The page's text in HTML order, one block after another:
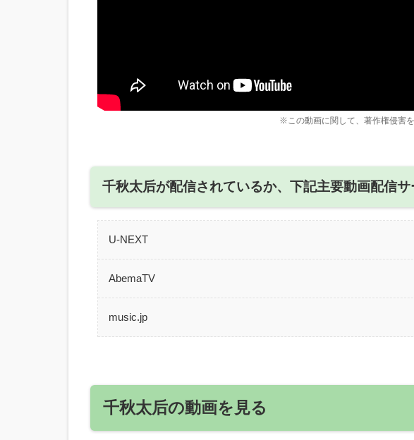
※この動画に関して、著作権侵害
千秋太后が配信されているか、下記主要動画配信
U-NEXT
AbemaTV
music.jp
千秋太后の動画を見る